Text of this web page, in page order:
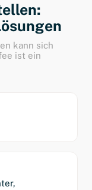
kann sich
ist ein